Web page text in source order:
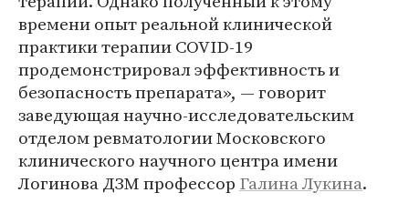
времени опыт реальной клинической
практики терапии COVID-19
продемонстрировал эффективность и
безопасность препарата», — говорит
заведующая научно-исследовательским
отделом ревматологии Московского
клинического научного центра имени
Логинова ДЗМ профессор Галина Лукина.